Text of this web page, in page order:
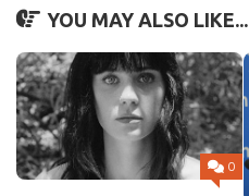
YOU MAY ALSO LIKE...
0